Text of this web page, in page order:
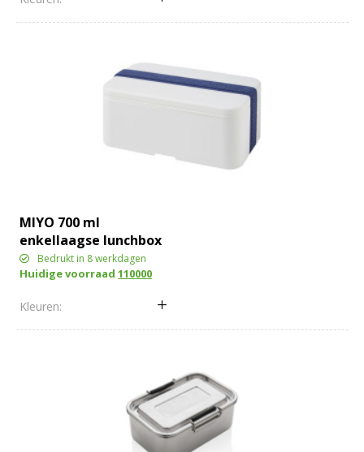
MIYO 700 ml
enkellaagse lunchbox
Bedrukt in 8 werkdagen
Huidige voorraad110000